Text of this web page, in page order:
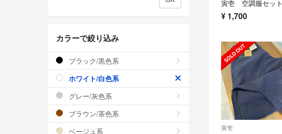
寅壱 空調服セット
¥ 1,700
寅壱
カラーで絞り込み
ブラック/黒色系
ホワイト/白色系
グレー/灰色系
ブラウン/茶色系
ベージュ系